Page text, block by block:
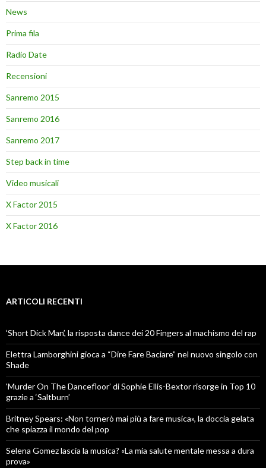
News
Prima fila
Radio Date
Recensioni
Sanremo 2015
Sanremo 2016
Sanremo 2017
Step back in time
Video musicali
X Factor 2015
X Factor 2016
ARTICOLI RECENTI
‘Short Dick Man’, la risposta dance dei 20 Fingers al machismo del rap
Elettra Lamborghini gioca a “Dire Fare Baciare” nel nuovo singolo con
Shade
‘Murder On The Dancefloor’ di Sophie Ellis-Bextor risorge in Top 10
grazie a ‘Saltburn’
Britney Spears: «Non tornerò mai più a fare musica», la doccia gelata
che spiazza il mondo del pop
Selena Gomez lascia la musica? «La mia salute mentale messa a dura
prova»